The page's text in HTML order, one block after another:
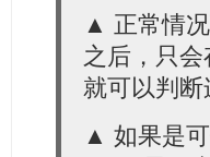
▲ 正常情
之后，只
就可以判断
▲ 如果是